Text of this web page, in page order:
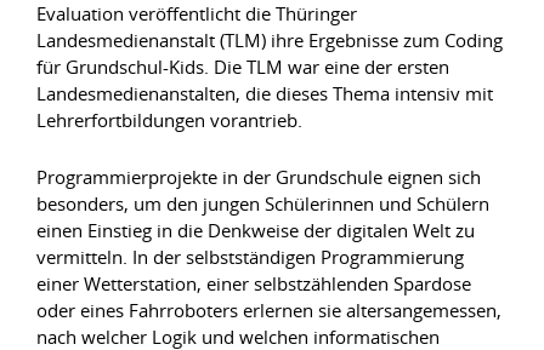
Evaluation veröffentlicht die Thüringer
Landesmedienanstalt (TLM) ihre Ergebnisse zum Coding
für Grundschul-Kids. Die TLM war eine der ersten
Landesmedienanstalten, die dieses Thema intensiv mit
Lehrerfortbildungen vorantrieb.
Programmierprojekte in der Grundschule eignen sich
besonders, um den jungen Schülerinnen und Schülern
einen Einstieg in die Denkweise der digitalen Welt zu
vermitteln. In der selbstständigen Programmierung
einer Wetterstation, einer selbstzählenden Spardose
oder eines Fahrroboters erlernen sie altersangemessen,
nach welcher Logik und welchen informatischen